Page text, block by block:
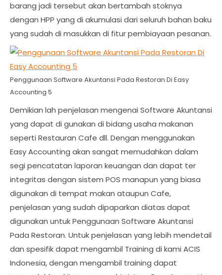
barang jadi tersebut akan bertambah stoknya
dengan HPP yang di akumulasi dari seluruh bahan baku
yang sudah di masukkan di fitur pembiayaan pesanan.
Penggunaan Software Akuntansi Pada Restoran Di Easy
Accounting 5
Demikian lah penjelasan mengenai Software Akuntansi
yang dapat di gunakan di bidang usaha makanan
seperti Restauran Cafe dll. Dengan menggunakan
Easy Accounting akan sangat memudahkan dalam
segi pencatatan laporan keuangan dan dapat ter
integritas dengan sistem POS manapun yang biasa
digunakan di tempat makan ataupun Cafe,
penjelasan yang sudah dipaparkan diatas dapat
digunakan untuk Penggunaan Software Akuntansi
Pada Restoran. Untuk penjelasan yang lebih mendetail
dan spesifik dapat mengambil Training di kami ACIS
Indonesia, dengan mengambil training dapat